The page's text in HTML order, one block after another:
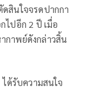
สินใจจรดปากกา
ปอีก 2 ปี เมื่อ
กาพย์ดังกล่าวสิ้น
ด้รับความสนใจ